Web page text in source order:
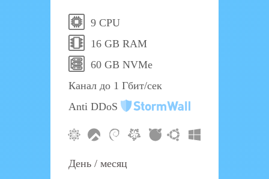
9 CPU
16 GB RAM
60 GB NVMe
Канал до 1 Гбит/сек
Anti DDoS
День / месяц